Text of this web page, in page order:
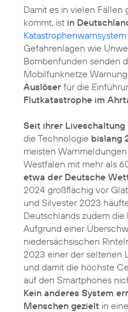
Damit es in vielen Fällen
kommt, ist in
Gefahrenlagen wie
Bombenfunden senden
Mobilfunknetze
Auslöser für die
Flutkatastrophe im
Seit ihrer Liveschaltung
die Technologie bislang
meisten
Westfalen mit mehr als
etwa der Deutsche
2024 großflächig vor
und Silvester 2023
Deutschlands zudem die
Aufgrund einer
niedersächsischen
2023 einer der seltenen
und damit die höchste
auf den Smartphones
Kein anderes System
Menschen gezielt in